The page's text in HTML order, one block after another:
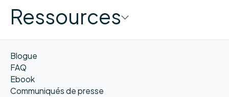
Ressources
Blogue
FAQ
Ebook
Communiqués de presse